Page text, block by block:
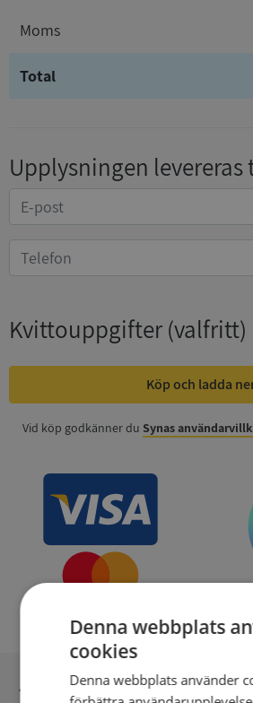
Moms
Total
Upplysningen levereras
Kvittouppgifter(valfritt)
Köp och ladda
Vid köp godkänner du Synas
Inga kopior till omfrågad
Denna webbplats
cookies
Denna webbplats använder